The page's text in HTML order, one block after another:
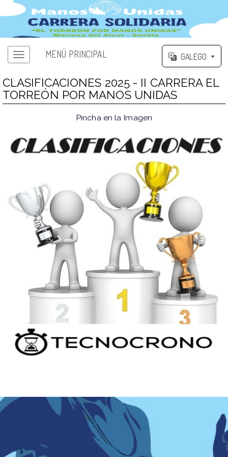
MENÚ PRINCIPAL GALEGO
CLASIFICACIONES 2025 - II CARRERA EL
TORREÓN POR MANOS UNIDAS
Pincha en la Imagen